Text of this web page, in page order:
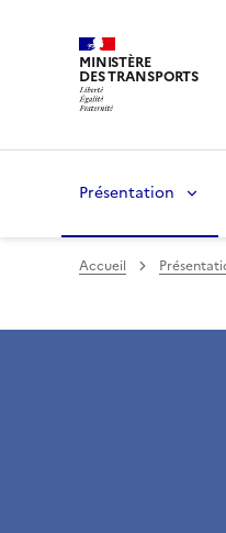
MINISTÈRE
DES TRANSPORTS
Présentation
Accueil